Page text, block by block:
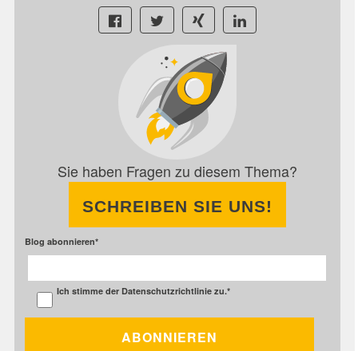
Sie haben Fragen zu diesem Thema?
SCHREIBEN SIE UNS!
Blog abonnieren*
Ich stimme der Datenschutzrichtlinie zu.*